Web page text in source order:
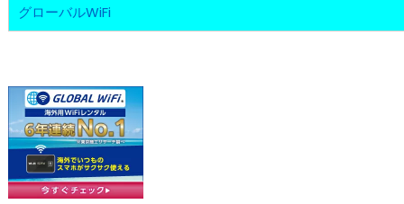
グローバルWiFi